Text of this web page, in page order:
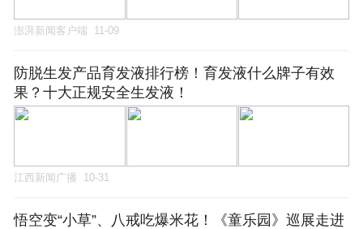
澎湃新闻客户端 11-09
防脱生发产品育发液排行榜！育发液什么牌子有效
果？十大正规安全生发液！
江西新闻广播 10-31
悟空变“小草”、八戒吃爆米花！《童乐园》巡展走进